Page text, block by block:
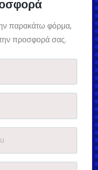
παρακάτω φόρμα,
προσφορά σας.